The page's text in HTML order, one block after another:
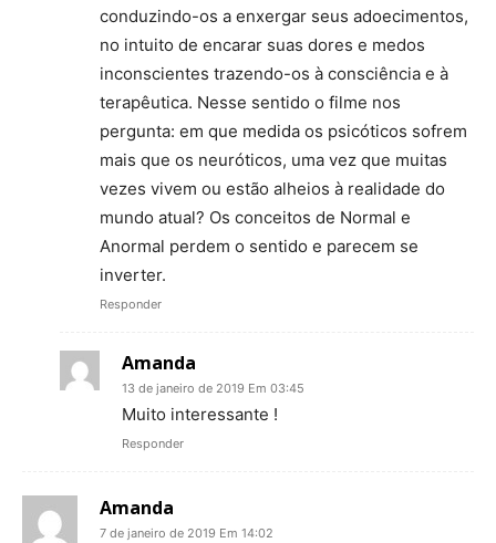
conduzindo-os a enxergar seus adoecimentos,
no intuito de encarar suas dores e medos
inconscientes trazendo-os à consciência e à
terapêutica. Nesse sentido o filme nos
pergunta: em que medida os psicóticos sofrem
mais que os neuróticos, uma vez que muitas
vezes vivem ou estão alheios à realidade do
mundo atual? Os conceitos de Normal e
Anormal perdem o sentido e parecem se
inverter.
Responder
Amanda
13 de janeiro de 2019 Em 03:45
Muito interessante !
Responder
Amanda
7 de janeiro de 2019 Em 14:02